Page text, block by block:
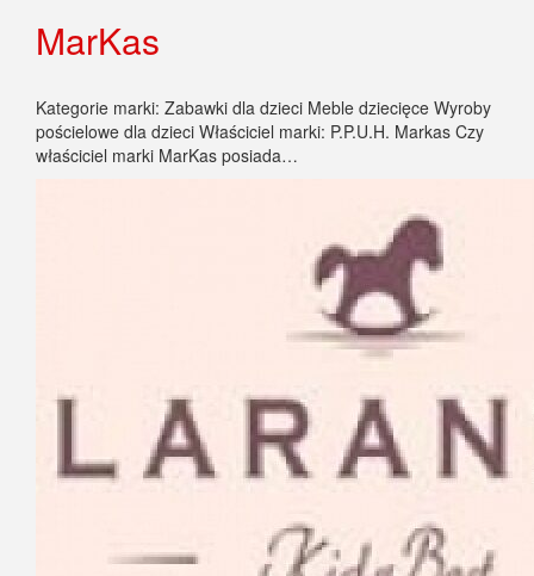
MarKas
Kategorie marki: Zabawki dla dzieci Meble dziecięce Wyroby
pościelowe dla dzieci Właściciel marki: P.P.U.H. Markas Czy
właściciel marki MarKas posiada…